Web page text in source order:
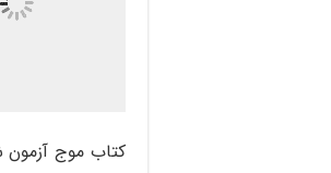
کتاب موج آزمون